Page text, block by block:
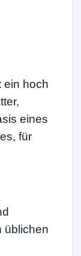
ein hoch
eines
für
üblichen